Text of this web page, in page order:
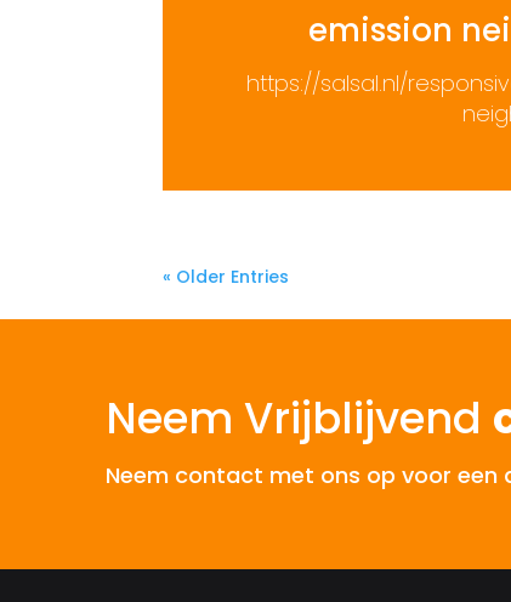
emission
https://salsal.nl/
« Older Entries
Neem Vrijblijvend
Neem contact met ons op voor een